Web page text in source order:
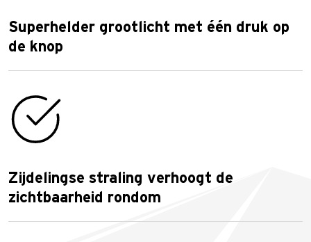
Superhelder grootlicht met één druk op
de knop
Zijdelingse straling verhoogt de
zichtbaarheid rondom